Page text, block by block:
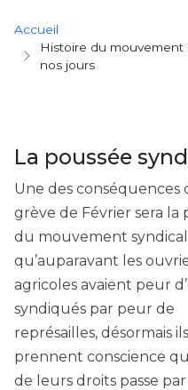
Breadcrumb
Accueil
Histoire du mouvement ouvrier en Martinique de 1848 à
nos jours
La poussée
Une des conséquences
grève de Février sera la
du mouvement
qu’auparavant les
agricoles avaient peur
syndiqués par peur de
représailles, désormais ils
prennent conscience
de leurs droits passe